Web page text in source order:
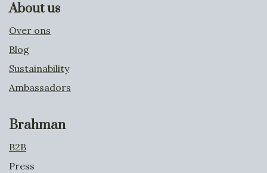
About us
Over ons
Blog
Sustainability
Ambassadors
Brahman
B2B
Press